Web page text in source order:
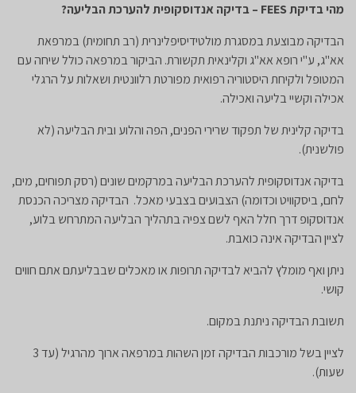
מהי בדיקת FEES – בדיקה אנדוסקופית להערכת הבליעה?
הבדיקה מבוצעת במסגרת מולטידיסיפלינרית (רב תחומית) במרפאת
אא"ג, ע"י רופא אא"ג וקלינאית תקשורת. הביקור במרפאה כולל שיחה עם
המטופל ולקיחת היסטוריה רפואית מפורטת רלוונטית ושאלות על הרגלי
אכילה וקשיי בליעה ואכילה.
בדיקה קלינית של תפקוד שרירי הפנים, הפה והלוע ובית הבליעה (לא
פולשנית).
בדיקה אנדוסקופית להערכת הבליעה במרקמים שונים (רסק תפוחים, מים,
לחם, ביסקוויט וכדומה) הצבועים בצבעי מאכל. הבדיקה מצריכה הכנסת
אנדוסקופ דרך חלל האף לשם צפיה בתהליך הבליעה המתרחש בלוע,
לציין הבדיקה אינה כואבת.
ניתן ואף מומלץ להביא לבדיקה תרופות או מאכלים שבבליעתם אתם חווים
קושי.
תשובת הבדיקה ניתנת במקום.
לציין בשל מורכבות הבדיקה זמן השהות במרפאה ארוך מהרגיל (עד 3
שעות).